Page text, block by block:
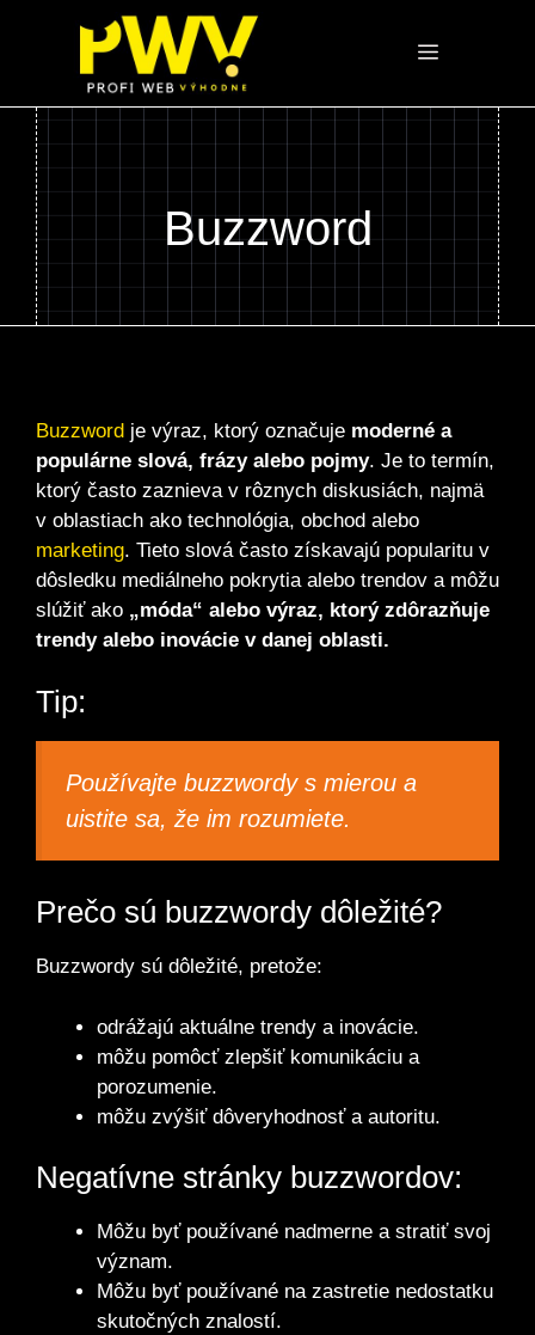
Menu
Buzzword
Buzzword je výraz, ktorý označuje moderné a
populárne slová, frázy alebo pojmy. Je to termín,
ktorý často zaznieva v rôznych diskusiách, najmä
v oblastiach ako technológia, obchod alebo
marketing. Tieto slová často získavajú popularitu v
dôsledku mediálneho pokrytia alebo trendov a môžu
slúžiť ako „móda“ alebo výraz, ktorý zdôrazňuje
trendy alebo inovácie v danej oblasti.
Tip:
Používajte buzzwordy s mierou a
uistite sa, že im rozumiete.
Prečo sú buzzwordy dôležité?
Buzzwordy sú dôležité, pretože:
odrážajú aktuálne trendy a inovácie.
môžu pomôcť zlepšiť komunikáciu a
porozumenie.
môžu zvýšiť dôveryhodnosť a autoritu.
Negatívne stránky buzzwordov:
Môžu byť používané nadmerne a stratiť svoj
význam.
Môžu byť používané na zastretie nedostatku
skutočných znalostí.